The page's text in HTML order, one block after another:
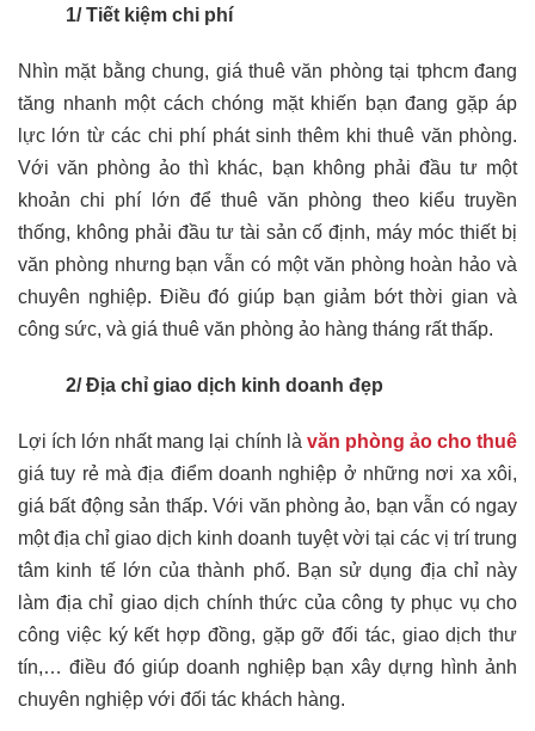
1/ Tiết kiệm chi phí
Nhìn mặt bằng chung, giá thuê văn phòng tại tphcmđang
tăng nhanh một cách chóng mặt khiến bạn đang gặp áp
lực lớn từ các chi phí phát sinh thêm khi thuê văn phòng.
Với văn phòng ảo thì khác, bạn không phải đầu tư một
khoản chi phí lớn để thuê văn phòng theo kiểu truyền
thống, không phải đầu tư tài sản cố định, máy móc thiết bị
văn phòng nhưng bạn vẫn có một văn phòng hoàn hảo và
chuyên nghiệp. Điều đó giúp bạn giảm bớt thời gian và
công sức, và giá thuê văn phòng ảo hàng tháng rất thấp.
2/ Địa chỉ giao dịch kinh doanh đẹp
Lợi ích lớn nhất mang lại chính là văn phòng ảo cho thuê
giá tuy rẻ mà địa điểm doanh nghiệp ở những nơi xa xôi,
giá bất động sản thấp. Với văn phòng ảo, bạn vẫn có ngay
một địa chỉ giao dịch kinh doanh tuyệt vời tại các vị trí trung
tâm kinh tế lớn của thành phố. Bạn sử dụng địa chỉ này
làm địa chỉ giao dịch chính thức của công ty phục vụ cho
công việc ký kết hợp đồng, gặp gỡ đối tác, giao dịch thư
tín,… điều đó giúp doanh nghiệp bạn xây dựng hình ảnh
chuyên nghiệp với đối tác khách hàng.